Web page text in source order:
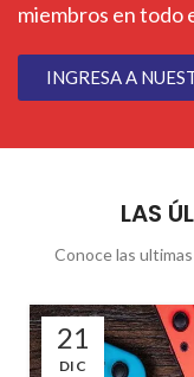
miembros en todo
INGRESA A
LAS
Conoce las
21
DIC